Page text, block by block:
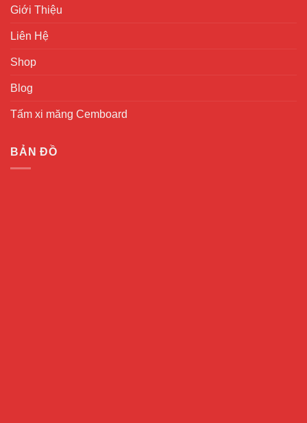
Giới Thiệu
Liên Hệ
Shop
Blog
Tấm xi măng Cemboard
BẢN ĐỒ